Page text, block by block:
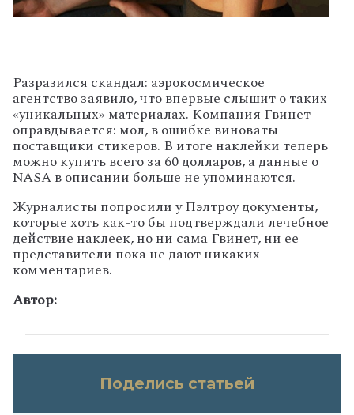
Разразился скандал: аэрокосмическое
агентство заявило, что впервые слышит о таких
«уникальных» материалах. Компания Гвинет
оправдывается: мол, в ошибке виноваты
поставщики стикеров. В итоге наклейки теперь
можно купить всего за 60 долларов, а данные о
NASA в описании больше не упоминаются.
Журналисты попросили у Пэлтроу документы,
которые хоть как-то бы подтверждали лечебное
действие наклеек, но ни сама Гвинет, ни ее
представители пока не дают никаких
комментариев.
Автор:
Поделись статьей